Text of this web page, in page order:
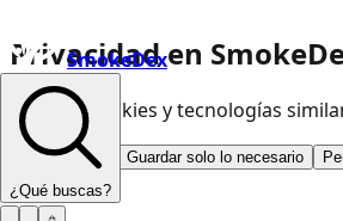
Privacidad en
Usamos cookies y tecnologías
Aceptar todo Guardar solo lo necesario
SmokeDex
¿Qué buscas?